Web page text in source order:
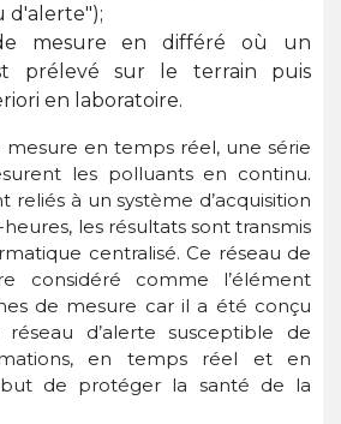
d'alerte");
mesure en différé où un
prélevé sur le terrain puis
en laboratoire.
mesure en temps réel, une série
les polluants en continu.
reliés à un système d’acquisition
les résultats sont transmis
centralisé. Ce réseau de
considéré comme l’élément
de mesure car il a été conçu
d’alerte susceptible de
en temps réel et en
de protéger la santé de la